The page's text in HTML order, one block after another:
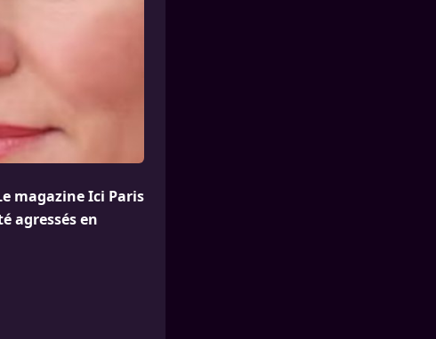
magazine Ici Paris
agressés en